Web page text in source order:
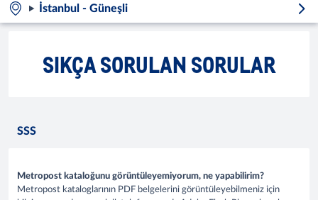
İstanbul - Güneşli
SIKÇA SORULAN SORULAR
SSS
Metropost kataloğunu görüntüleyemiyorum, ne yapabilirim?
Metropost kataloglarının PDF belgelerini görüntüleyebilmeniz için